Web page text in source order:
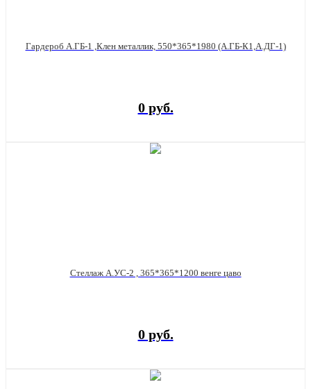
Гардероб А.ГБ-1 ,Клен металлик, 550*365*1980 (А.ГБ-К1,А.ДГ-1)
0 руб.
Стеллаж А.УС-2 , 365*365*1200 венге цаво
0 руб.